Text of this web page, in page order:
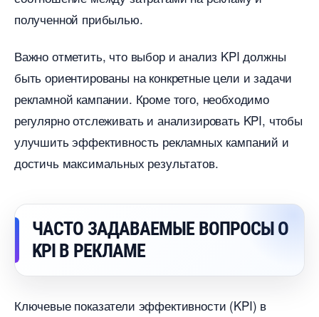
полученной прибылью.
ажно отметить, что выбор и анализ KPI должны
ыть ориентированы на конкретные цели и задачи
рекламной кампании. Кроме того, необходимо
регулярно отслеживать и анализировать KPI, чтобы
улучшить эффективность рекламных кампаний и
достичь максимальных результатов.
ЧАСТО ЗАДАВАЕМЫЕ ВОПРОСЫ О
KPI В РЕКЛАМЕ
Ключевые показатели эффективности (KPI)